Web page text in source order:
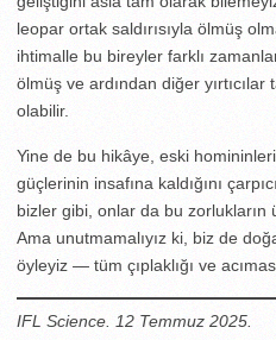
leopar ortak saldırısıyla ölmüş
ihtimalle bu bireyler farklı
ölmüş ve ardından diğer
olabilir.
Yine de bu hikâye, eski
güçlerinin insafına kaldığını
bizler gibi, onlar da bu zorlukların
Ama unutmamalıyız ki, biz de
öyleyiz — tüm çıplaklığı ve
IFL Science. 12 Temmuz 2025.